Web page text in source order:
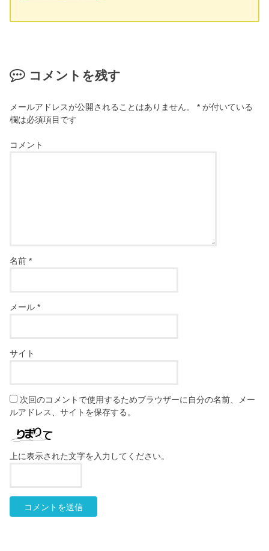
コメントを残す
メールアドレスが公開されることはありません。 * が付いている
欄は必須項目です
コメント
名前*
メール*
サイト
次回のコメントで使用するためブラウザーに自分の名前、メー
ルアドレス、サイトを保存する。
上に表示された文字を入力してください。